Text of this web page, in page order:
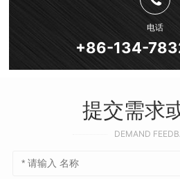
电话
+86-134-
提交需求
DEMAND